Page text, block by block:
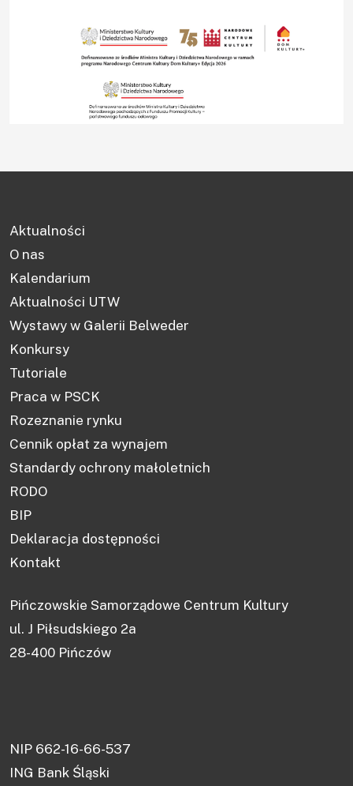
Aktualności
O nas
Kalendarium
Aktualności UTW
Wystawy w Galerii Belweder
Konkursy
Tutoriale
Praca w PSCK
Rozeznanie rynku
Cennik opłat za wynajem
Standardy ochrony małoletnich
RODO
BIP
Deklaracja dostępności
Kontakt
Pińczowskie Samorządowe Centrum Kultury
ul. J Piłsudskiego 2a
28-400 Pińczów
NIP 662-16-66-537
ING Bank Śląski